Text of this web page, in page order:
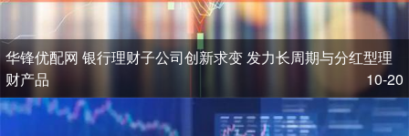
华锋优配网 银行理财子公司创新求变 发力长周期与分红型理
财产品
10-20